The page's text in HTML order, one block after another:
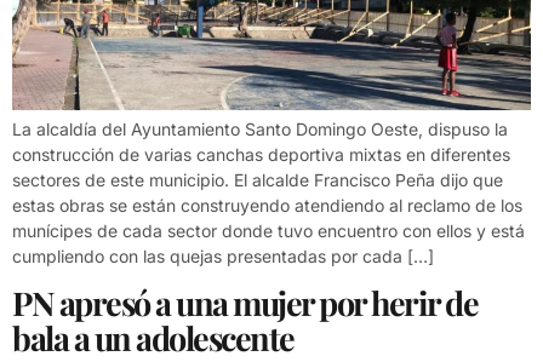
La alcaldía del Ayuntamiento Santo Domingo Oeste, dispuso la
construcción de varias canchas deportiva mixtas en diferentes
sectores de este municipio. El alcalde Francisco Peña dijo que
estas obras se están construyendo atendiendo al reclamo de los
munícipes de cada sector donde tuvo encuentro con ellos y está
cumpliendo con las quejas presentadas por cada […]
PN apresó a una mujer por herir de
bala a un adolescente